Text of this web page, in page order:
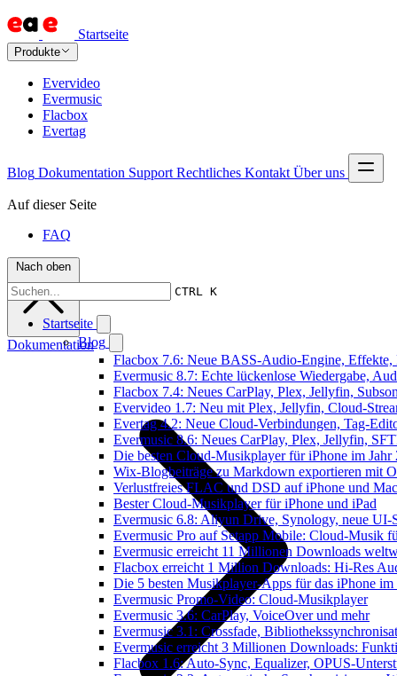
Startseite
Produkte
Evervideo
Evermusic
Flacbox
Evertag
Blog Dokumentation Support Rechtliches Kontakt Über uns
CTRL K
Startseite
Blog
Flacbox 7.6: Neue BASS-Audio-Engine,
Evermusic 8.7: Echte lückenlose Wiedergabe,
Flacbox 7.4: Neues CarPlay, Plex, Jellyfin,
Evervideo 1.7: Neu mit Plex, Jellyfin, Cloud-
Evertag 4.2: Neue Cloud-Verbindungen, Tag-
Evermusic 8.6: Neues CarPlay, Plex, Jellyfin,
Die besten Cloud-Musikplayer für iPhone im Jahr
Wix-Blogbeiträge zu Markdown exportieren mit
Verlustfreies FLAC und DSD auf iPhone und
Bester Cloud-Musikplayer für iPhone und iPad
Evermusic 6.8: Aliyun Drive, Synology, neue UI-
Evermusic Pro auf Setapp Mobile: Cloud-Musik
Evermusic erreicht 11 Millionen Downloads
Flacbox erreicht 1 Million Downloads: Hi-Res
Die 5 besten Musikplayer-Apps für das iPhone im
Evermusic Promo-Video: Cloud-Musikplayer
Evermusic 3.6: CarPlay, VoiceOver und mehr
Evermusic 3.1: Crossfade,
Evermusic erreicht 3 Millionen Downloads:
Flacbox 1.6: Auto-Sync, Equalizer, OPUS-
Auf dieser Seite
FAQ
Nach oben
Dokumentation